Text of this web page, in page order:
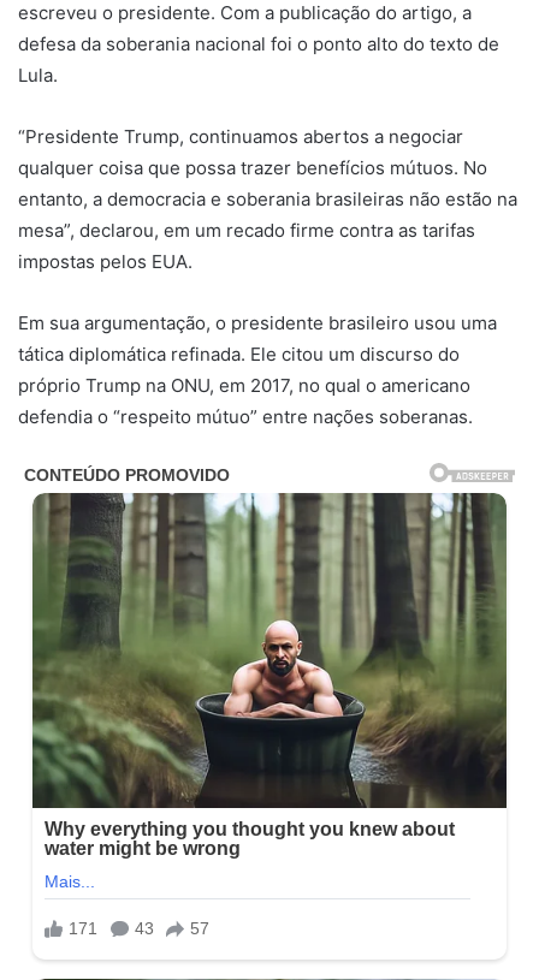
escreveu o presidente. Com a publicação do artigo, a
defesa da soberania nacional foi o ponto alto do texto de
Lula.
“Presidente Trump, continuamos abertos a negociar
qualquer coisa que possa trazer benefícios mútuos. No
entanto, a democracia e soberania brasileiras não estão na
mesa”, declarou, em um recado firme contra as tarifas
impostas pelos EUA.
Em sua argumentação, o presidente brasileiro usou uma
tática diplomática refinada. Ele citou um discurso do
próprio Trump na ONU, em 2017, no qual o americano
defendia o “respeito mútuo” entre nações soberanas.